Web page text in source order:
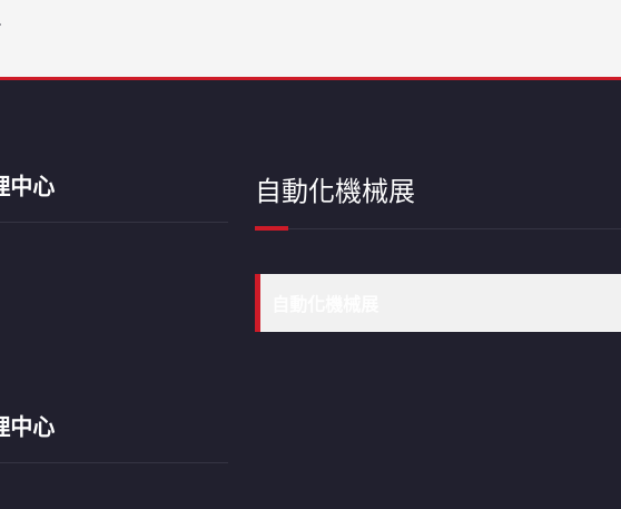
中心
中心
自動化機械展